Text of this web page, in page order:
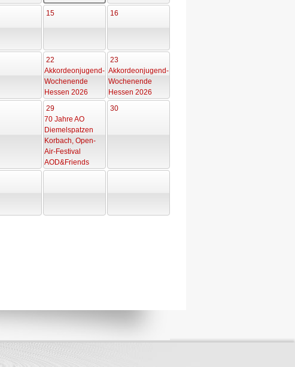
15 16
22
Akkordeonjugend-
Wochenende
Hessen 2026
23
Akkordeonjugend-
Wochenende
Hessen 2026
29
70 Jahre AO
Diemelspatzen
Korbach, Open-
Air-Festival
AOD&Friends
30